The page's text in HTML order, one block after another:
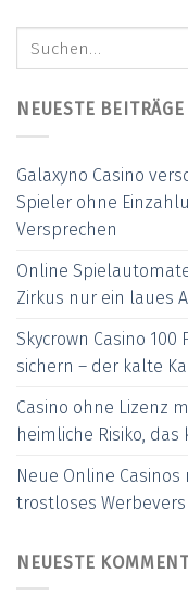
NEUESTE BEITRÄGE
Galaxyno Casino
Spieler ohne
Versprechen
Online
Zirkus nur ein laues
Skycrown Casino
sichern – der kalte
Casino ohne Lizenz
heimliche Risiko, das
Neue Online Casinos
trostloses
NEUESTE